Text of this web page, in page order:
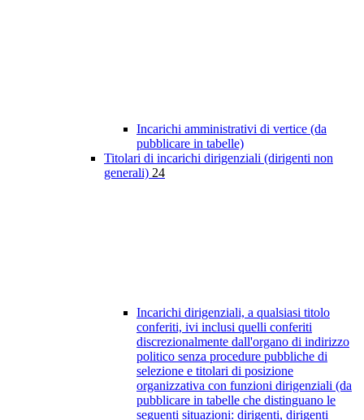
Incarichi amministrativi di vertice (da
pubblicare in tabelle)
Titolari di incarichi dirigenziali (dirigenti non
generali) 24
Incarichi dirigenziali, a qualsiasi titolo
conferiti, ivi inclusi quelli conferiti
discrezionalmente dall'organo di indirizzo
politico senza procedure pubbliche di
selezione e titolari di posizione
organizzativa con funzioni dirigenziali (da
pubblicare in tabelle che distinguano le
seguenti situazioni: dirigenti, dirigenti